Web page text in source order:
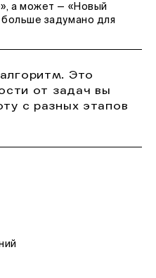
а может — «Новый
задумано для
Это
от задач вы
с разных этапов